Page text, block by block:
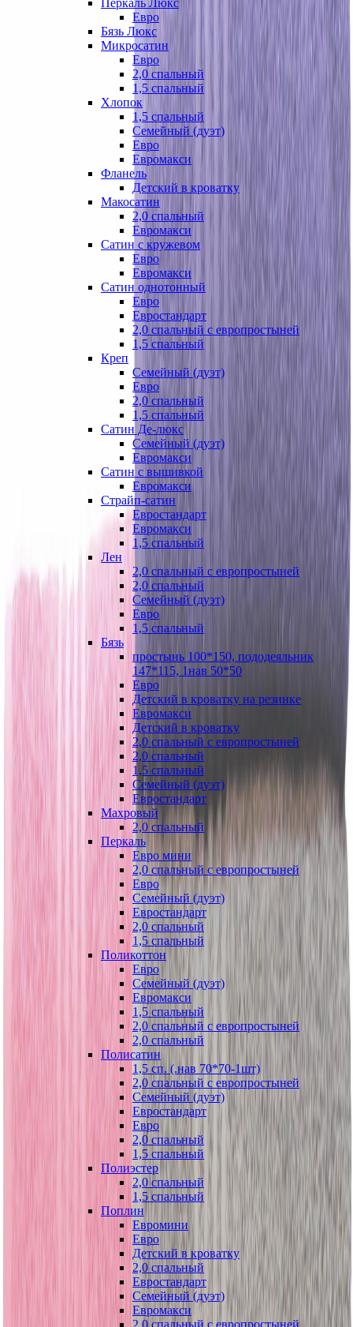
Перкаль Люкс
Евро
Бязь Люкс
Микросатин
Евро
2,0 спальный
1,5 спальный
Хлопок
1,5 спальный
Семейный (дуэт)
Евро
Евромакси
Фланель
Детский в кроватку
Макосатин
2,0 спальный
Евромакси
Сатин с кружевом
Евро
Евромакси
Сатин однотонный
Евро
Евростандарт
2,0 спальный с европростыней
1,5 спальный
Креп
Семейный (дуэт)
Евро
2,0 спальный
1,5 спальный
Сатин Де-люкс
Семейный (дуэт)
Евромакси
Сатин с вышивкой
Евромакси
Страйп-сатин
Евростандарт
Евромакси
1,5 спальный
Лен
2,0 спальный с европростыней
2,0 спальный
Семейный (дуэт)
Евро
1,5 спальный
Бязь
простынь 100*150, пододеяльник
147*115, 1нав 50*50
Евро
Детский в кроватку на резинке
Евромакси
Детский в кроватку
2,0 спальный с европростыней
2,0 спальный
1,5 спальный
Семейный (дуэт)
Евростандарт
Махровый
2,0 спальный
Перкаль
Евро мини
2,0 спальный с европростыней
Евро
Семейный (дуэт)
Евростандарт
2,0 спальный
1,5 спальный
Поликоттон
Евро
Семейный (дуэт)
Евромакси
1,5 спальный
2,0 спальный с европростыней
2,0 спальный
Полисатин
1,5 сп. (.нав 70*70-1шт)
2,0 спальный с европростыней
Семейный (дуэт)
Евростандарт
Евро
2,0 спальный
1,5 спальный
Полиэстер
2,0 спальный
1,5 спальный
Поплин
Евромини
Евро
Детский в кроватку
2,0 спальный
Евростандарт
Семейный (дуэт)
Евромакси